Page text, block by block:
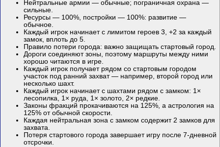
Нейтральные армии — обычные; пограничная охрана —
сильные.
Ресурсы — 100%, постройки — 100%: развитие —
обычное.
Каждый игрок начинает с лимитом героев 3, +2 за каждый
замок, вплоть до 5.
Правило потери города: важно защищать стартовый город.
Дороги соединяют зоны, поэтому маршруты между ними
хорошо читаются в игре.
Каждый игрок получает рядом со стартовым городом
участок под ранний захват — например, второй город или
несколько шахт.
Каждый игрок начинает с шахтами рядом с замком: 1×
лесопилка, 1× руда, 1× золото, 2× редкие.
Законы фракций прокачиваются на 125%, а астрология на
125% от обычной скорости.
Каждая нейтральная зона с замком содержит 2 замков для
захвата.
Потеря стартового города завершает игру после 7-дневной
отсрочки.